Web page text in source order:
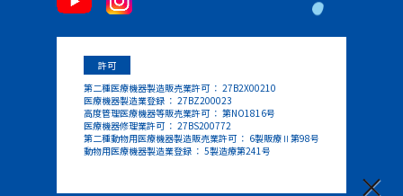
許可
第二種医療機器製造販売業許可 ： 27B2X00210
医療機器製造業登録 ： 27BZ200023
高度管理医療機器等販売業許可 ： 第NO1816号
医療機器修理業許可 ： 27BS200772
第二種動物用医療機器製造販売業許可 ： 6製販療Ⅱ第98号
動物用医療機器製造業登録 ： 5製造療第241号